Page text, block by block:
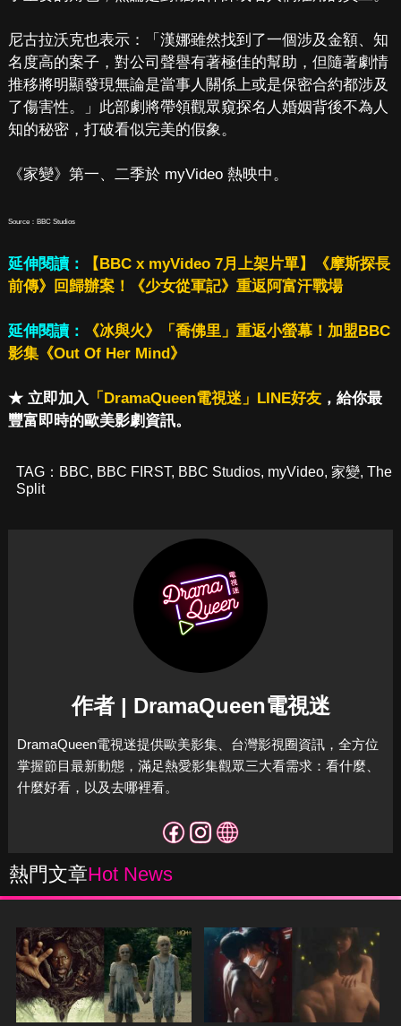
尼古拉沃克也表示：「漢娜雖然找到了一個涉及金額、知
名度高的案子，對公司聲譽有著極佳的幫助，但隨著劇情
推移將明顯發現無論是當事人關係上或是保密合約都涉及
了傷害性。」此部劇將帶領觀眾窺探名人婚姻背後不為人
知的秘密，打破看似完美的假象。
《家變》第一、二季於 myVideo 熱映中。
Source：BBC Studios
延伸閱讀：
【BBC x myVideo 7月上架片單】《摩斯探長
前傳》回歸辦案！《少女從軍記》重返阿富汗戰場
延伸閱讀：
《冰與火》「喬佛里」重返小螢幕！加盟BBC
影集《Out Of Her Mind》
★ 立即加入 「DramaQueen電視迷」LINE好友，給你最
豐富即時的歐美影劇資訊。
TAG： BBC, BBC FIRST, BBC Studios, myVideo, 家變, The
Split
作者 | DramaQueen電視迷
DramaQueen電視迷提供歐美影集、台灣影視圈資訊，全方位
掌握節目最新動態，滿足熱愛影集觀眾三大看需求：看什麼、
什麼好看，以及去哪裡看。
熱門文章Hot News